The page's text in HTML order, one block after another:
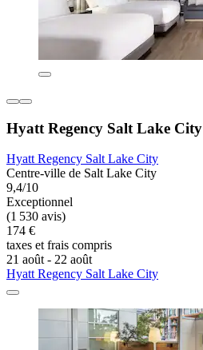
Hyatt Regency Salt Lake City
Hyatt Regency Salt Lake City
Centre-ville de Salt Lake City
9,4/10
Exceptionnel
(1 530 avis)
174 €
taxes et frais compris
21 août - 22 août
Hyatt Regency Salt Lake City